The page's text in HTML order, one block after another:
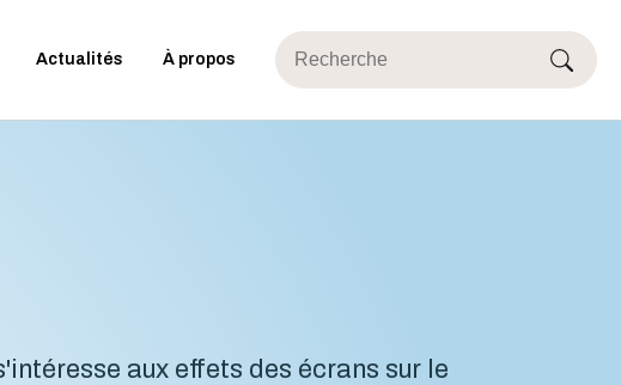
Actualités À propos
aux effets des écrans sur le